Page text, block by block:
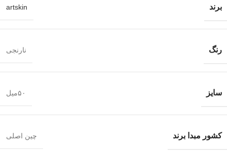
برند artskin
رنگ نارنجی
سایز ۵۰میل
کشور مبدا برند چین اصلی